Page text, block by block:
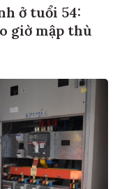
ở tuổi 54:
giờ mập thù